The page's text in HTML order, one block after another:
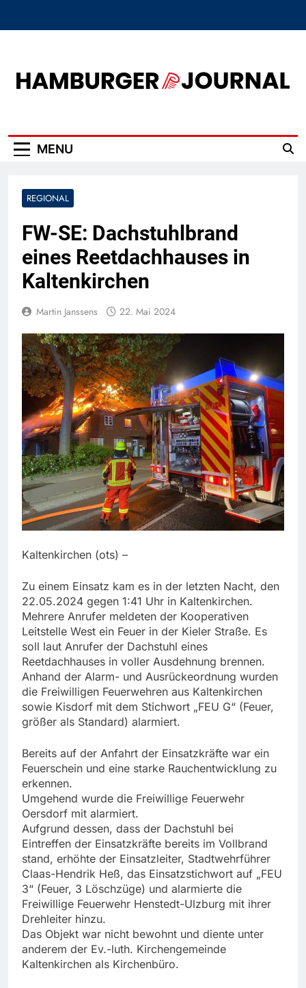
MENU
REGIONAL
FW-SE: Dachstuhlbrand
eines Reetdachhauses in
Kaltenkirchen
Martin Janssens 22. Mai 2024
Kaltenkirchen (ots) –
Zu einem Einsatz kam es in der letzten Nacht, den
22.05.2024 gegen 1:41 Uhr in Kaltenkirchen.
Mehrere Anrufer meldeten der Kooperativen
Leitstelle West ein Feuer in der Kieler Straße. Es
soll laut Anrufer der Dachstuhl eines
Reetdachhauses in voller Ausdehnung brennen.
Anhand der Alarm- und Ausrückeordnung wurden
die Freiwilligen Feuerwehren aus Kaltenkirchen
sowie Kisdorf mit dem Stichwort „FEU G“ (Feuer,
größer als Standard) alarmiert.
Bereits auf der Anfahrt der Einsatzkräfte war ein
Feuerschein und eine starke Rauchentwicklung zu
erkennen.
Umgehend wurde die Freiwillige Feuerwehr
Oersdorf mit alarmiert.
Aufgrund dessen, dass der Dachstuhl bei
Eintreffen der Einsatzkräfte bereits im Vollbrand
stand, erhöhte der Einsatzleiter, Stadtwehrführer
Claas-Hendrik Heß, das Einsatzstichwort auf „FEU
3“ (Feuer, 3 Löschzüge) und alarmierte die
Freiwillige Feuerwehr Henstedt-Ulzburg mit ihrer
Drehleiter hinzu.
Das Objekt war nicht bewohnt und diente unter
anderem der Ev.-luth. Kirchengemeinde
Kaltenkirchen als Kirchenbüro.